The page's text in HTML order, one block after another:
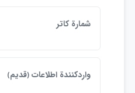
شمارة كاتر
واردكنندة اطلاعات ﴿قديم﴾